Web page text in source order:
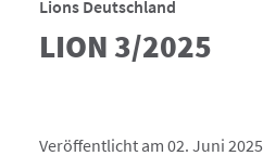
Lions Deutschland
LION 3/2025
Veröffentlicht am 02. Juni 2025